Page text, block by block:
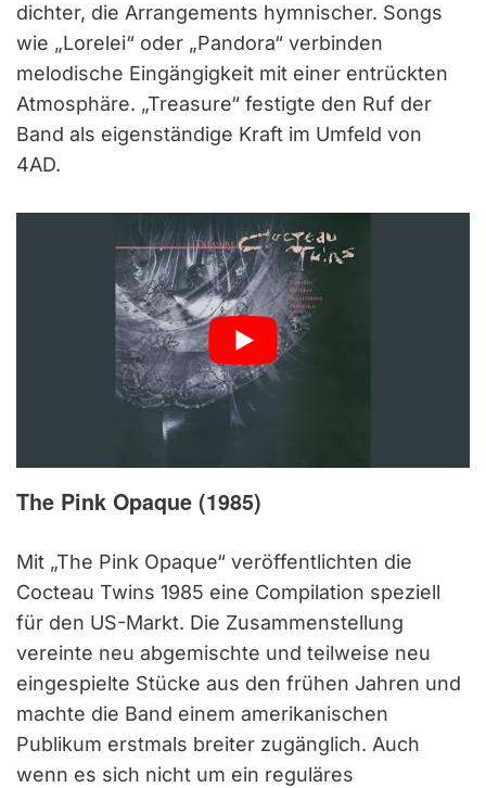
dichter, die Arrangements hymnischer. Songs
wie „Lorelei“ oder „Pandora“ verbinden
melodische Eingängigkeit mit einer entrückten
Atmosphäre. „Treasure“ festigte den Ruf der
Band als eigenständige Kraft im Umfeld von
4AD.
The Pink Opaque (1985)
Mit „The Pink Opaque“ veröffentlichten die
Cocteau Twins 1985 eine Compilation speziell
für den US-Markt. Die Zusammenstellung
vereinte neu abgemischte und teilweise neu
eingespielte Stücke aus den frühen Jahren und
machte die Band einem amerikanischen
Publikum erstmals breiter zugänglich. Auch
wenn es sich nicht um ein reguläres